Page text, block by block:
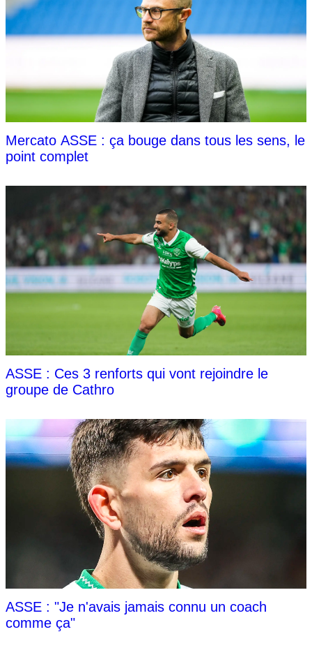
Mercato ASSE : ça bouge dans tous les sens, le
point complet
ASSE : Ces 3 renforts qui vont rejoindre le
groupe de Cathro
ASSE : "Je n'avais jamais connu un coach
comme ça"